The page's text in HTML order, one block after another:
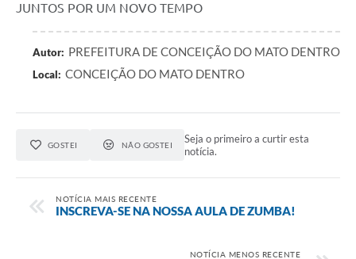
JUNTOS POR UM NOVO TEMPO
Autor: PREFEITURA DE CONCEIÇÃO DO MATO DENTRO
Local: CONCEIÇÃO DO MATO DENTRO
GOSTEI NÃO GOSTEI
Seja o primeiro a curtir esta
notícia.
NOTÍCIA MAIS RECENTE
INSCREVA-SE NA NOSSA AULA DE ZUMBA!
NOTÍCIA MENOS RECENTE